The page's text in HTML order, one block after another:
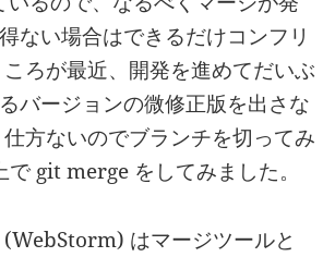
ない場合はできるだけコンフリ
ろが最近、開発を進めてだいぶ
バージョンの微修正版を出さな
方ないのでブランチを切ってみ
git merge をしてみました。
はマージツールと